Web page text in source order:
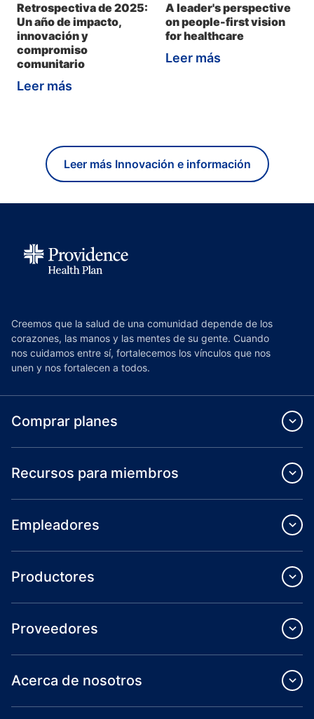
Retrospectiva de 2025:
Un año de impacto,
innovación y
compromiso
comunitario
Leer más
A leader's perspective
on people-first vision
for healthcare
Leer más
Leer más Innovación e información
Creemos que la salud de una comunidad depende de los
corazones, las manos y las mentes de su gente. Cuando
nos cuidamos entre sí, fortalecemos los vínculos que nos
unen y nos fortalecen a todos.
Comprar planes
Recursos para miembros
Empleadores
Productores
Proveedores
Acerca de nosotros